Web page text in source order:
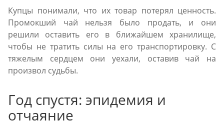
Купцы понимали, что их товар потерял ценность.
Промокший чай нельзя было продать, и они
решили оставить его в ближайшем хранилище,
чтобы не тратить силы на его транспортировку. С
тяжелым сердцем они уехали, оставив чай на
произвол судьбы.
Год спустя: эпидемия и
отчаяние